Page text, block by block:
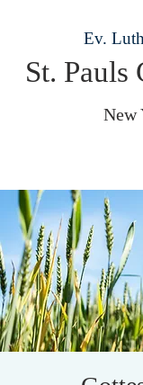
Ev.
St. Pauls
New